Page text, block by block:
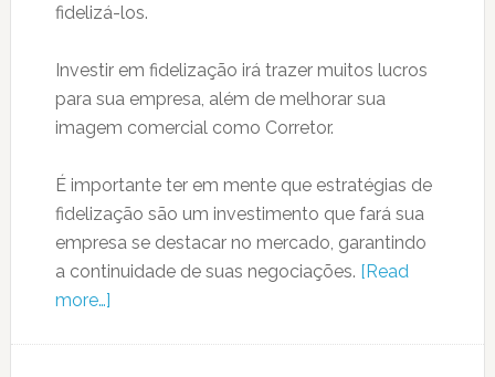
fidelizá-los.
Investir em fidelização irá trazer muitos lucros
para sua empresa, além de melhorar sua
imagem comercial como Corretor.
É importante ter em mente que estratégias de
fidelização são um investimento que fará sua
empresa se destacar no mercado, garantindo
a continuidade de suas negociações. [Read
more…]